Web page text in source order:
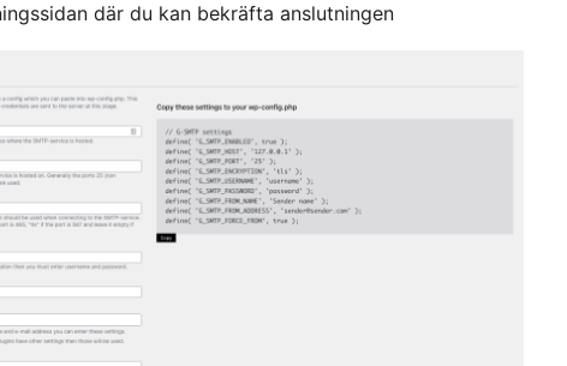
där du kan bekräfta anslutningen